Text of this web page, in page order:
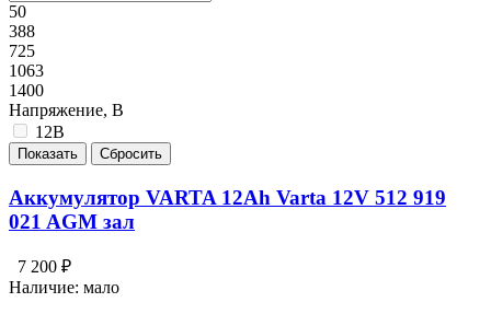
50
388
725
1063
1400
Напряжение, В
12В
Аккумулятор VARTA 12Ah Varta 12V 512 919
021 AGM зал
7 200 ₽
Наличие: мало